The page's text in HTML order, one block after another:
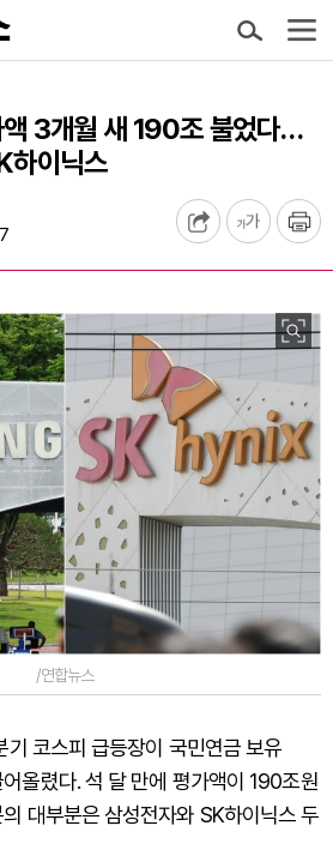
액 3개월 새 190조 불었다…
하이닉스
/연합뉴스
코스피 급등장이 국민연금 보유
올렸다. 석 달 만에 평가액이 190조원
대부분은 삼성전자와 SK하이닉스 두